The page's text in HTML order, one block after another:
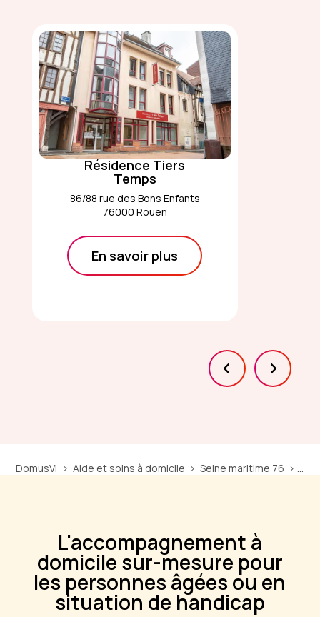
Résidence Tiers
Temps
86/88 rue des Bons Enfants
76000 Rouen
En savoir plus
DomusVi Aide et soins à domicile Seine maritime 76
L'accompagnement à
domicile sur-mesure pour
les personnes âgées ou en
situation de handicap